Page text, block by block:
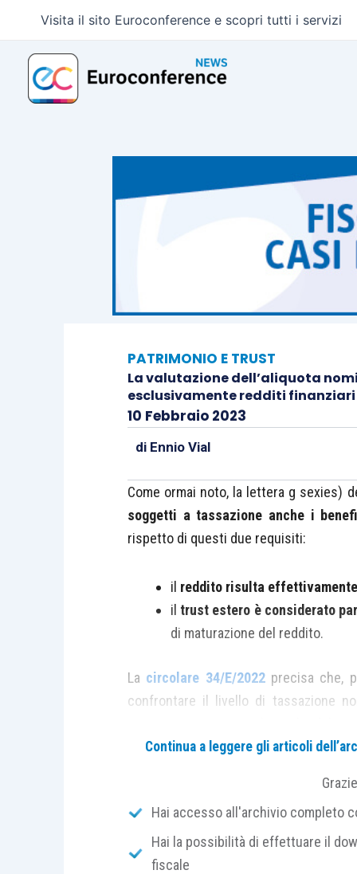
contenuto
Visita il sito Euroconference e scopri tutti i servizi
PATRIMONIO E TRUST
La valutazione dell’aliquota
esclusivamente redditi finanziari
10 Febbraio 2023
di Ennio Vial
Come ormai noto, la lettera g sexies)
soggetti a tassazione anche i
rispetto di questi due requisiti:
il reddito risulta
il trust estero è considerato
di maturazione del reddito.
La circolare 34/E/2022precisa che,
confrontare il livello di tassazione
pone il problema dideterminare le
del
trust che detiene investimenti di
trust residente, sarebbero
Continua a leggere gli articoli
Hai accesso all'archivio completo
Hai la possibilità di effettuare il
fiscale